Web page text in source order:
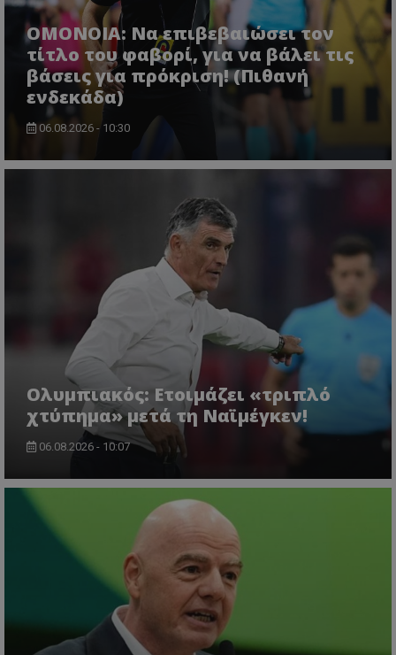
ΟΜΟΝΟΙΑ: Να επιβεβαιώσει τον
τίτλο του φαβορί, για να βάλει τις
βάσεις για πρόκριση! (Πιθανή
ενδεκάδα)
06.08.2026 - 10:30
Ολυμπιακός: Ετοιμάζει «τριπλό
χτύπημα» μετά τη Ναϊμέγκεν!
06.08.2026 - 10:07